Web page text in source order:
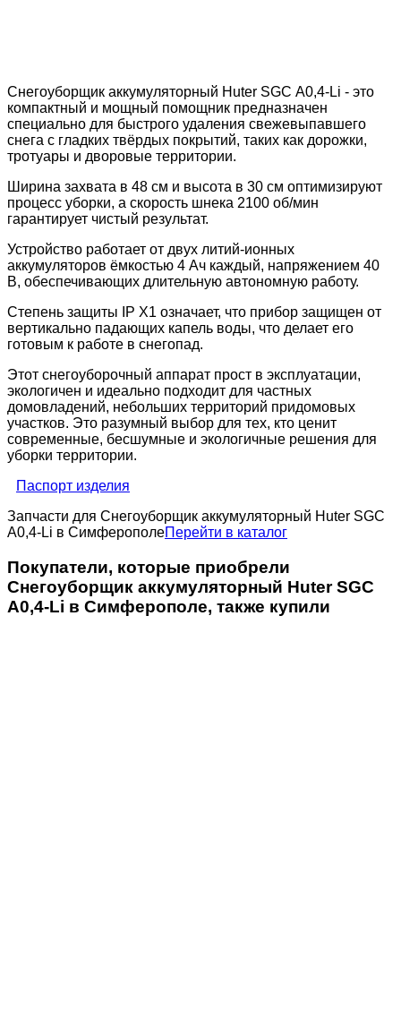
Снегоуборщик аккумуляторный Huter SGC А0,4-Li - это
компактный и мощный помощник предназначен
специально для быстрого удаления свежевыпавшего
снега с гладких твёрдых покрытий, таких как дорожки,
тротуары и дворовые территории.
Ширина захвата в 48 см и высота в 30 см оптимизируют
процесс уборки, а скорость шнека 2100 об/мин
гарантирует чистый результат.
Устройство работает от двух литий-ионных
аккумуляторов ёмкостью 4 Ач каждый, напряжением 40
В, обеспечивающих длительную автономную работу.
Степень защиты IP X1 означает, что прибор защищен от
вертикально падающих капель воды, что делает его
готовым к работе в снегопад.
Этот снегоуборочный аппарат прост в эксплуатации,
экологичен и идеально подходит для частных
домовладений, небольших территорий придомовых
участков. Это разумный выбор для тех, кто ценит
современные, бесшумные и экологичные решения для
уборки территории.
Паспорт изделия
Запчасти для Снегоуборщик аккумуляторный Huter SGC
А0,4-Li в СимферополеПерейти в каталог
Покупатели, которые приобрели
Снегоуборщик аккумуляторный Huter SGC
А0,4-Li в Симферополе, также купили